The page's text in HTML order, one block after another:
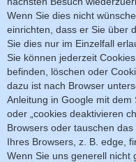
Wenn Sie dies nicht
einrichten, dass er Sie über
Sie dies nur im Einzelfall
Sie können jederzeit
befinden, löschen oder
dazu ist nach Browser
Anleitung in Google mit dem
oder „cookies deaktivieren
Browsers oder tauschen
Ihres Browsers, z. B. edge,
Wenn Sie uns generell nicht